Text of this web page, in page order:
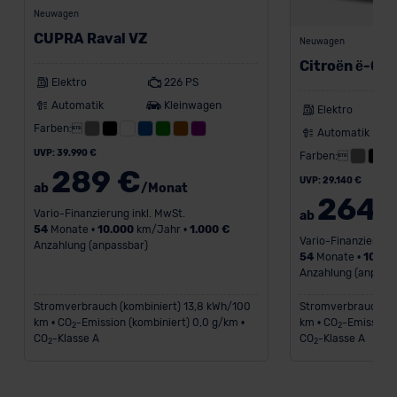
Datenschutzerklärung
Neuwagen
CUPRA Raval VZ
Elektro
226 PS
Automatik
Kleinwagen
Farben:
UVP: 39.990 €
ab 289 €/Monat
Vario-Finanzierung inkl. MwSt.
54Monate • 10.000km/Jahr • 1.000 €
Anzahlung (anpassbar)
Stromverbrauch (kombiniert) 13,8 kWh/100
km • CO2-Emission (kombiniert) 0,0 g/km •
CO2-Klasse A
Neuwagen
Citroën ë-C3
Elektro
Automatik
Farben:
UVP: 29.140 €
ab 264
Vario-Finanzierung
54Monate •
Anzahlung
Stromverbrauch
km • CO2-Emission
CO2-Klasse A